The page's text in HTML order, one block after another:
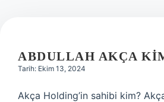
ABDULLAH AKÇA
Tarih: Ekim 13, 2024
Akça Holding’in sahibi kim?